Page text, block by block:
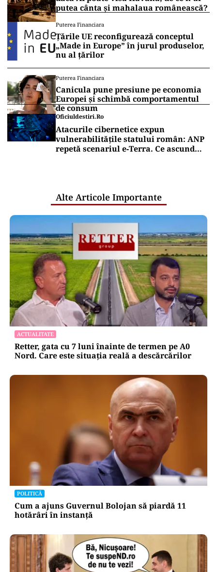
putea cânta și mahalaua românească?
Puterea Financiara
Țările UE reconfigurează conceptul
„Made in Europe” în jurul produselor,
nu al țărilor
Puterea Financiara
Canicula pune presiune pe economia
Europei și schimbă comportamentul
de consum
Oficiuldestiri.ro
Atacurile cibernetice expun
vulnerabilitățile statului român: ANP
repetă scenariul e‑Terra. Ce ascund
Alte Articole Importante
ACTUALITATE
Retter, gata cu 7 luni înainte de termen pe A0
Nord. Care este situația reală a descărcărilor
POLITICĂ
Cum a ajuns Guvernul Bolojan să piardă 11
hotărâri în instanță